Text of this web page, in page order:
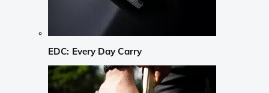
EDC: Every Day Carry